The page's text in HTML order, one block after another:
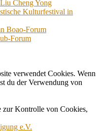
Cheng Yong
Kulturfestival in
Boao-Forum
Forum
verwendet Cookies. Wenn
du der Verwendung von
zur Kontrolle von Cookies,
e.V.